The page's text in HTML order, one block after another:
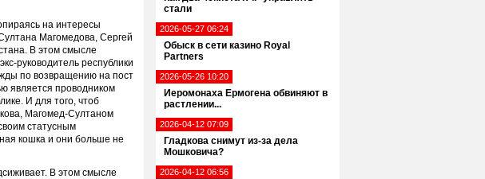
стали
2026-05-27 06:24
Обыск в сети казино Royal
Partners
2026-05-26 10:20
Иеромонаха Ермогена обвиняют в
растлении...
2026-04-12 07:09
Гладкова снимут из-за дела
Мошковича?
2026-04-12 06:56
на интересы
Магомедова, Сергей
В этом смысле
руководитель республики
по возвращению на пост
является проводником
И для того, чтоб
Магомед-Султаном
статусным
кошка и они больше не
В этом смысле